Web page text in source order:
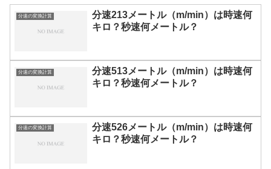
分速の変換計算
分速213メートル（m/min）は時速何
キロ？秒速何メートル？
分速の変換計算
分速513メートル（m/min）は時速何
キロ？秒速何メートル？
分速の変換計算
分速526メートル（m/min）は時速何
キロ？秒速何メートル？